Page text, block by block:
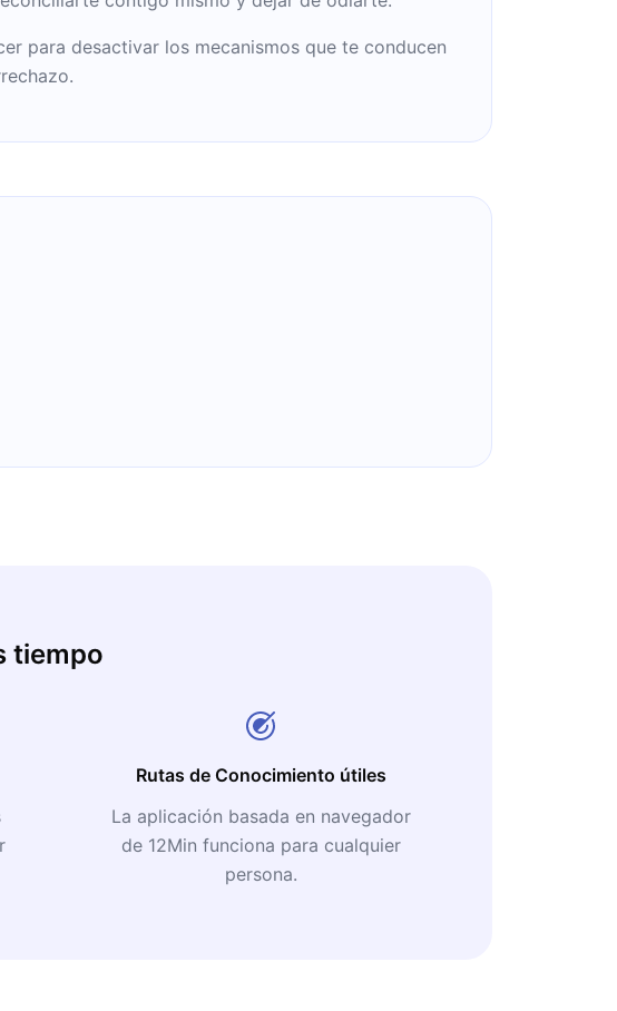
para desactivar los mecanismos que te conducen
tiempo
Rutas de Conocimiento útiles
La aplicación basada en navegador
de 12Min funciona para cualquier
persona.